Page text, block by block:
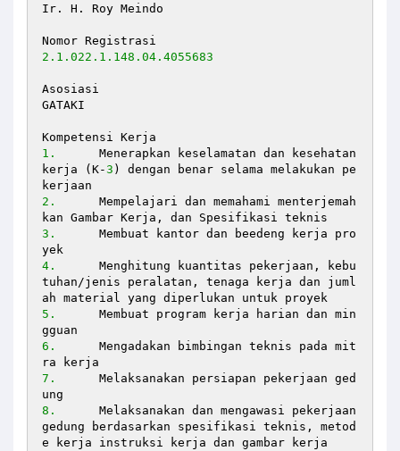
Ir. H. Roy Meindo
2.1 .022 .1 .148 .04 .4055683
Asosiasi
GATAKI
1.
kerja (K-3 ) dengan benar selama melakukan pe
2.
3.
4.
tuhan/jenis peralatan, tenaga kerja dan juml
5.
6.
7.
8.
gedung berdasarkan spesifikasi teknis, metod